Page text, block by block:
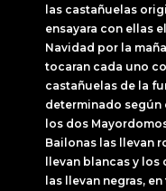
las castañuelas
ensayara con ellas
Navidad por la
tocaran cada uno
castañuelas de la
determinado según
los dos
Bailonas las llevan
llevan blancas y
las llevan negras,